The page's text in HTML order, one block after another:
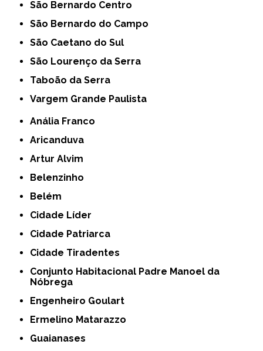
São Bernardo Centro
São Bernardo do Campo
São Caetano do Sul
São Lourenço da Serra
Taboão da Serra
Vargem Grande Paulista
Anália Franco
Aricanduva
Artur Alvim
Belenzinho
Belém
Cidade Líder
Cidade Patriarca
Cidade Tiradentes
Conjunto Habitacional Padre Manoel da
Nóbrega
Engenheiro Goulart
Ermelino Matarazzo
Guaianases